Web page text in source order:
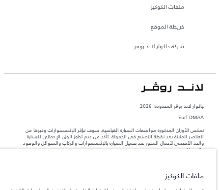
ملفات الكوكيز
خريطة الموقع
شركة جاكوار لاند روڤر
جاكوار لاند روڨر المحدودة: 2026
Eurl DMAA
تعكس الأوزان المذكورة مواصفات السيارة القياسية. سوف تؤثر الإكسسوارات وغيرها من
العناصر المثبتة بعد نقطة التصنيع في الحمولة. تأكد من عدم تجاوز الوزن الإجمالي للسيارة
والحد الأقصى لأحمال المحور عند تحميل السيارة بالإكسسوارات والركاب والسوائل والوقود
والحمولة.
المعلومات والمواصفات والأسعار والألوان المذكورة على هذا الموقع قد تختلف من بلد إلى
آخر، كما أنّها قد تتغير بدون إشعار مسبق. الرجاء التواصل مع وكيلنا المحلي للتأكد من توفّرها
ملفات الكوكيز